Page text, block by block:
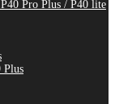
Pro Plus / P40 lite
Plus